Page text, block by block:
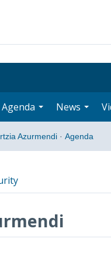
Agenda News
Azurmendi · Agenda